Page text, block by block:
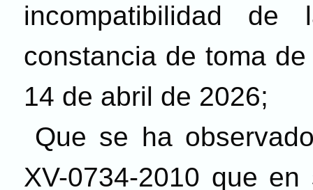
incompatibilidad
constancia de toma
14 de abril de 2026;
Que se ha
XV-0734-2010 que